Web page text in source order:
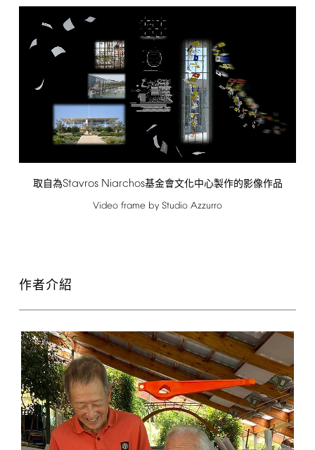
取自為Stavros Niarchos基金會文化中心製作的影像作品
Video frame by Studio Azzurro
作者介紹